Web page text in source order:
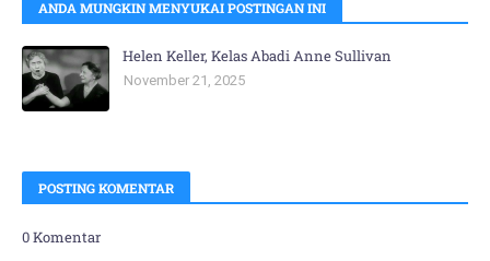
ANDA MUNGKIN MENYUKAI POSTINGAN INI
Helen Keller, Kelas Abadi Anne Sullivan
November 21, 2025
POSTING KOMENTAR
0 Komentar